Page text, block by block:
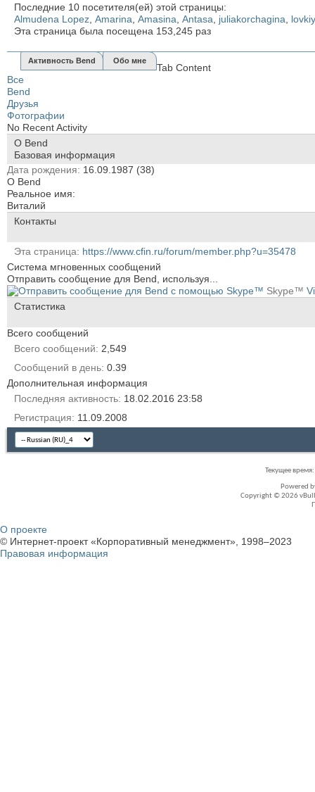
Последние 10 посетителя(ей) этой страницы:
Almudena Lopez Amarina Amasina Antasa juliakorchagina
Эта страница была посещена 153,245 раз
Активность Bend Обо мне
Tab Content
Все
Bend
Друзья
Фотографии
No Recent Activity
О Bend
Базовая информация
Дата рождения
16.09.1987 (38)
О Bend
Реальное имя:
Виталий
Контакты
Эта страница
https://www.cfin.ru/forum/member.php?u=35478
Система мгновенных сообщений
Отправить сообщение для Bend, используя...
Skype™
Статистика
Всего сообщений
Всего сообщений
2,549
Сообщений в день 0.39
Дополнительная информация
Последняя активность 18.02.2016 23:58
Регистрация
11.09.2008
Текущее время:
Powered
Copyright © 2026
О проекте
© Интернет-проект «Корпоративный менеджмент», 1998–2023
Правовая информация